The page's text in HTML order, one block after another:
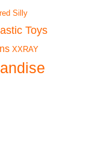
Silly
Toys
XXRAY